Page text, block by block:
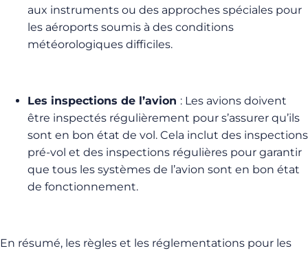
aux instruments ou des approches spéciales pour
les aéroports soumis à des conditions
météorologiques difficiles.
Les inspections de l’avion : Les avions doivent
être inspectés régulièrement pour s’assurer qu’ils
sont en bon état de vol. Cela inclut des inspections
pré-vol et des inspections régulières pour garantir
que tous les systèmes de l’avion sont en bon état
de fonctionnement.
En résumé, les règles et les réglementations pour les